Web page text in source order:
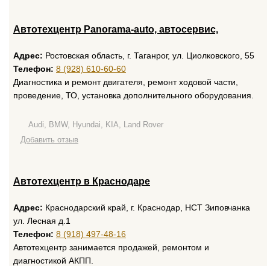
Автотехцентр Panorama-auto, автосервис,
Адрес: Ростовская область, г. Таганрог, ул. Циолковского, 55
Телефон: 8 (928) 610-60-60
Диагностика и ремонт двигателя, ремонт ходовой части,
проведение, ТО, установка дополнительного оборудования.
Audi, BMW, Hyundai, KIA, Land Rover
Добавить отзыв
Автотехцентр в Краснодаре
Адрес: Краснодарский край, г. Краснодар, НСТ Зиповчанка
ул. Лесная д.1
Телефон: 8 (918) 497-48-16
Автотехцентр занимается продажей, ремонтом и
диагностикой АКПП.